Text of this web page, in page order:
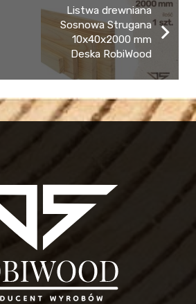
Listwa drewniana
Sosnowa Strugana
10x40x2000 mm
Deska RobiWood